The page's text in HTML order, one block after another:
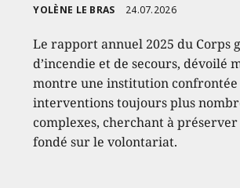
YOLÈNE LE BRAS 24.07.2026
Le rapport annuel 2025 du Corps
d’incendie et de secours, dévoilé
montre une institution confrontée
interventions toujours plus
complexes, cherchant à préserver
fondé sur le volontariat.